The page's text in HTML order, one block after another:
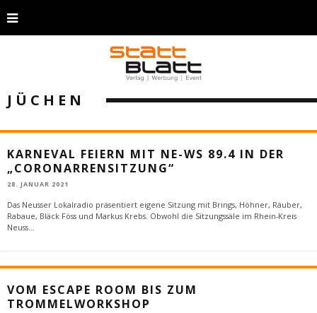
JÜCHEN
KARNEVAL FEIERN MIT NE-WS 89.4 IN DER
„CORONARRENSITZUNG“
28. JANUAR 2021
Das Neusser Lokalradio präsentiert eigene Sitzung mit Brings, Höhner, Räuber,
Rabaue, Bläck Föss und Markus Krebs. Obwohl die Sitzungssäle im Rhein-Kreis
Neuss...
VOM ESCAPE ROOM BIS ZUM
TROMMELWORKSHOP